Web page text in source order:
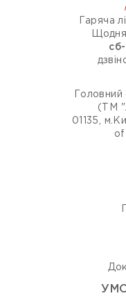
Гаряча
Щодня
(ТМ
01135,